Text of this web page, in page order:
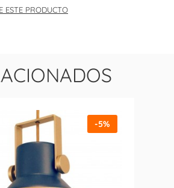
ESTE PRODUCTO
-5%